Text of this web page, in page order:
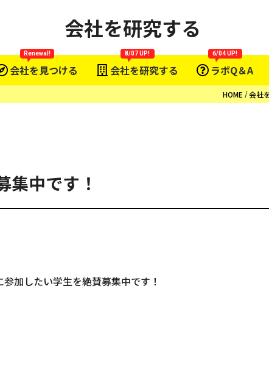
会社を見つける
Renewal!
会社を研究する
8/07 UP!
ラボQ＆A
6/04 UP!
会社を研究する
HOME 会社
集中です！
加したい学生を絶賛募集中です！